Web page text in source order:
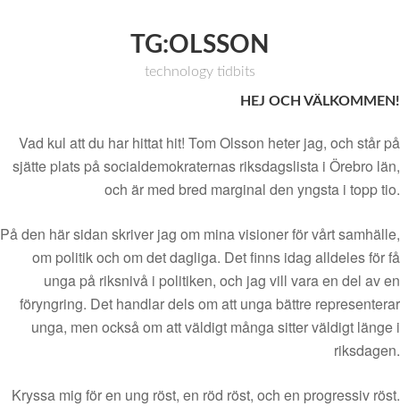
TG:OLSSON
technology tidbits
HEJ OCH VÄLKOMMEN!
Vad kul att du har hittat hit! Tom Olsson heter jag, och står på
sjätte plats på socialdemokraternas riksdagslista i Örebro län,
och är med bred marginal den yngsta i topp tio.
På den här sidan skriver jag om mina visioner för vårt samhälle,
om politik och om det dagliga. Det finns idag alldeles för få
unga på riksnivå i politiken, och jag vill vara en del av en
föryngring. Det handlar dels om att unga bättre representerar
unga, men också om att väldigt många sitter väldigt länge i
riksdagen.
Kryssa mig för en ung röst, en röd röst, och en progressiv röst.